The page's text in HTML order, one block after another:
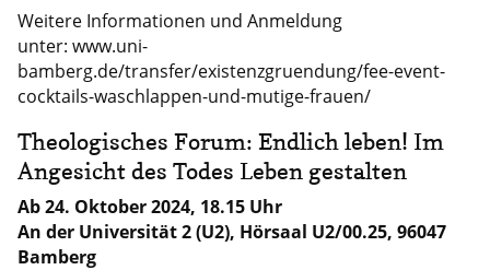
Weitere Informationen und Anmeldung
unter: www.uni-
bamberg.de/transfer/existenzgruendung/fee-event-
cocktails-waschlappen-und-mutige-frauen/
Theologisches Forum: Endlich leben! Im
Angesicht des Todes Leben gestalten
Ab 24. Oktober 2024, 18.15 Uhr
An der Universität 2 (U2), Hörsaal U2/00.25, 96047
Bamberg